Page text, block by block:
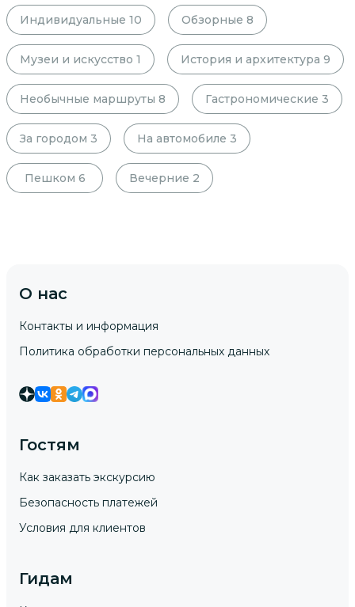
Индивидуальные 10 Обзорные 8
Музеи и искусство 1 История и архитектура 9
Необычные маршруты 8 Гастрономические 3
За городом 3 На автомобиле 3
Пешком 6 Вечерние 2
О нас
Контакты и информация
Политика обработки персональных данных
Гостям
Как заказать экскурсию
Безопасность платежей
Условия для клиентов
Гидам